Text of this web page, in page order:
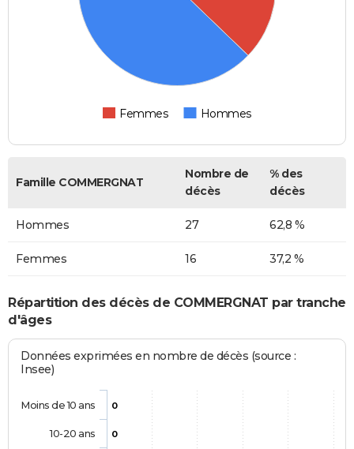
Femmes Hommes
Famille COMMERGNAT
Nombre de
décès
% des
décès
Hommes 27 62,8 %
Femmes 16 37,2 %
Répartition des décès de COMMERGNAT par tranche
d'âges
Données exprimées en nombre de décès (source :
Insee)
0
0
Moins de 10 ans
10-20 ans